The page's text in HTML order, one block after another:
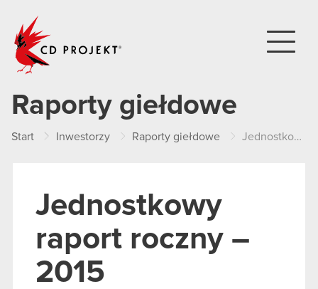
Raporty giełdowe
Start Inwestorzy Raporty giełdowe Jednostkowy raport roczny – 2015
Jednostkowy
raport roczny –
2015